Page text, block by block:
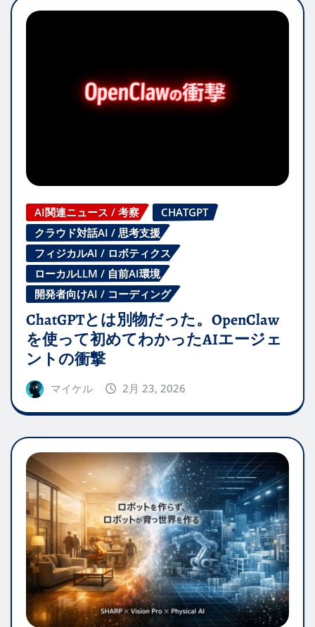
AI関連ニュース / 考察
CHATGPT
クラウド対話AI / 思考支援
フィジカルAI / ロボティクス
ローカルLLM / 自前AI環境
開発者向けAI / コーディング
ChatGPTとは別物だった。OpenClaw
を使って初めてわかったAIエージェ
ントの衝撃
マイケル 2月 23, 2026